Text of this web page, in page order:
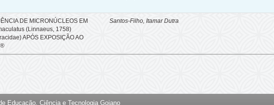
DE MICRONÚCLEOS EM
(Linnaeus, 1758)
APÓS EXPOSIÇÃO AO
Santos-Filho, Itamar Dutra
Educação, Ciência e Tecnologia Goiano